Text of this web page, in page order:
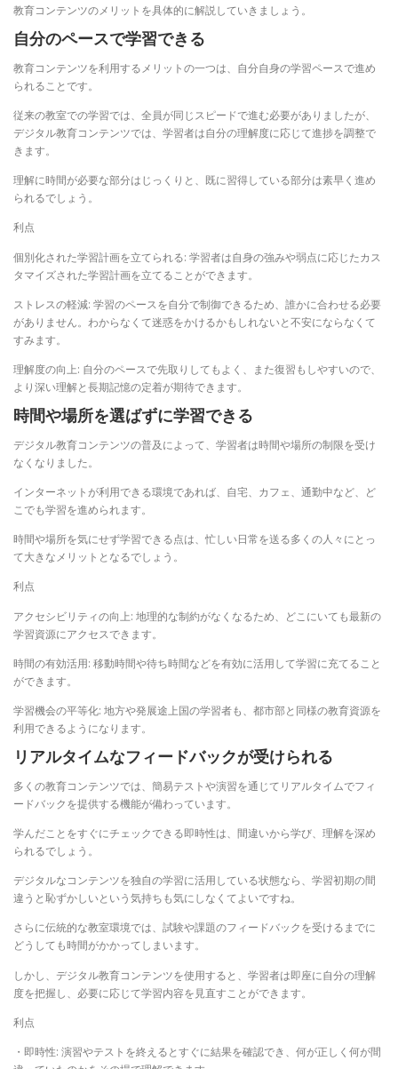
教育コンテンツのメリットを具体的に解説していきましょう。
自分のペースで学習できる
教育コンテンツを利用するメリットの一つは、自分自身の学習ペースで進め
られることです。
従来の教室での学習では、全員が同じスピードで進む必要がありましたが、
デジタル教育コンテンツでは、学習者は自分の理解度に応じて進捗を調整で
きます。
理解に時間が必要な部分はじっくりと、既に習得している部分は素早く進め
られるでしょう。
利点
個別化された学習計画を立てられる: 学習者は自身の強みや弱点に応じたカス
タマイズされた学習計画を立てることができます。
ストレスの軽減: 学習のペースを自分で制御できるため、誰かに合わせる必要
がありません。わからなくて迷惑をかけるかもしれないと不安にならなくて
すみます。
理解度の向上: 自分のペースで先取りしてもよく、また復習もしやすいので、
より深い理解と長期記憶の定着が期待できます。
時間や場所を選ばずに学習できる
デジタル教育コンテンツの普及によって、学習者は時間や場所の制限を受け
なくなりました。
インターネットが利用できる環境であれば、自宅、カフェ、通勤中など、ど
こでも学習を進められます。
時間や場所を気にせず学習できる点は、忙しい日常を送る多くの人々にとっ
て大きなメリットとなるでしょう。
利点
アクセシビリティの向上: 地理的な制約がなくなるため、どこにいても最新の
学習資源にアクセスできます。
時間の有効活用: 移動時間や待ち時間などを有効に活用して学習に充てること
ができます。
学習機会の平等化: 地方や発展途上国の学習者も、都市部と同様の教育資源を
利用できるようになります。
リアルタイムなフィードバックが受けられる
多くの教育コンテンツでは、簡易テストや演習を通じてリアルタイムでフィ
ードバックを提供する機能が備わっています。
学んだことをすぐにチェックできる即時性は、間違いから学び、理解を深め
られるでしょう。
デジタルなコンテンツを独自の学習に活用している状態なら、学習初期の間
違うと恥ずかしいという気持ちも気にしなくてよいですね。
さらに伝統的な教室環境では、試験や課題のフィードバックを受けるまでに
どうしても時間がかかってしまいます。
しかし、デジタル教育コンテンツを使用すると、学習者は即座に自分の理解
度を把握し、必要に応じて学習内容を見直すことができます。
利点
・即時性: 演習やテストを終えるとすぐに結果を確認でき、何が正しく何が間